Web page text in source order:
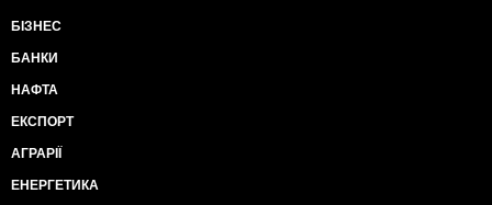
БІЗНЕС
БАНКИ
НАФТА
ЕКСПОРТ
АГРАРІЇ
ЕНЕРГЕТИКА